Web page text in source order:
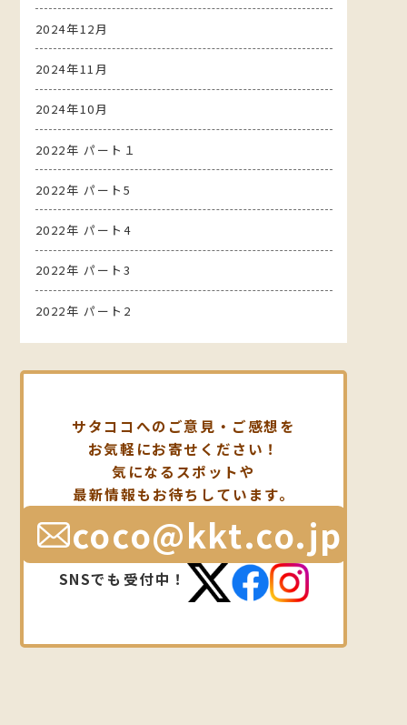
2024年12月
2024年11月
2024年10月
2022年 パート１
2022年 パート5
2022年 パート4
2022年 パート3
2022年 パート2
サタココへのご意見・ご感想を
お気軽にお寄せください！
気になるスポットや
最新情報もお待ちしています。
coco@kkt.co.jp
SNSでも受付中！